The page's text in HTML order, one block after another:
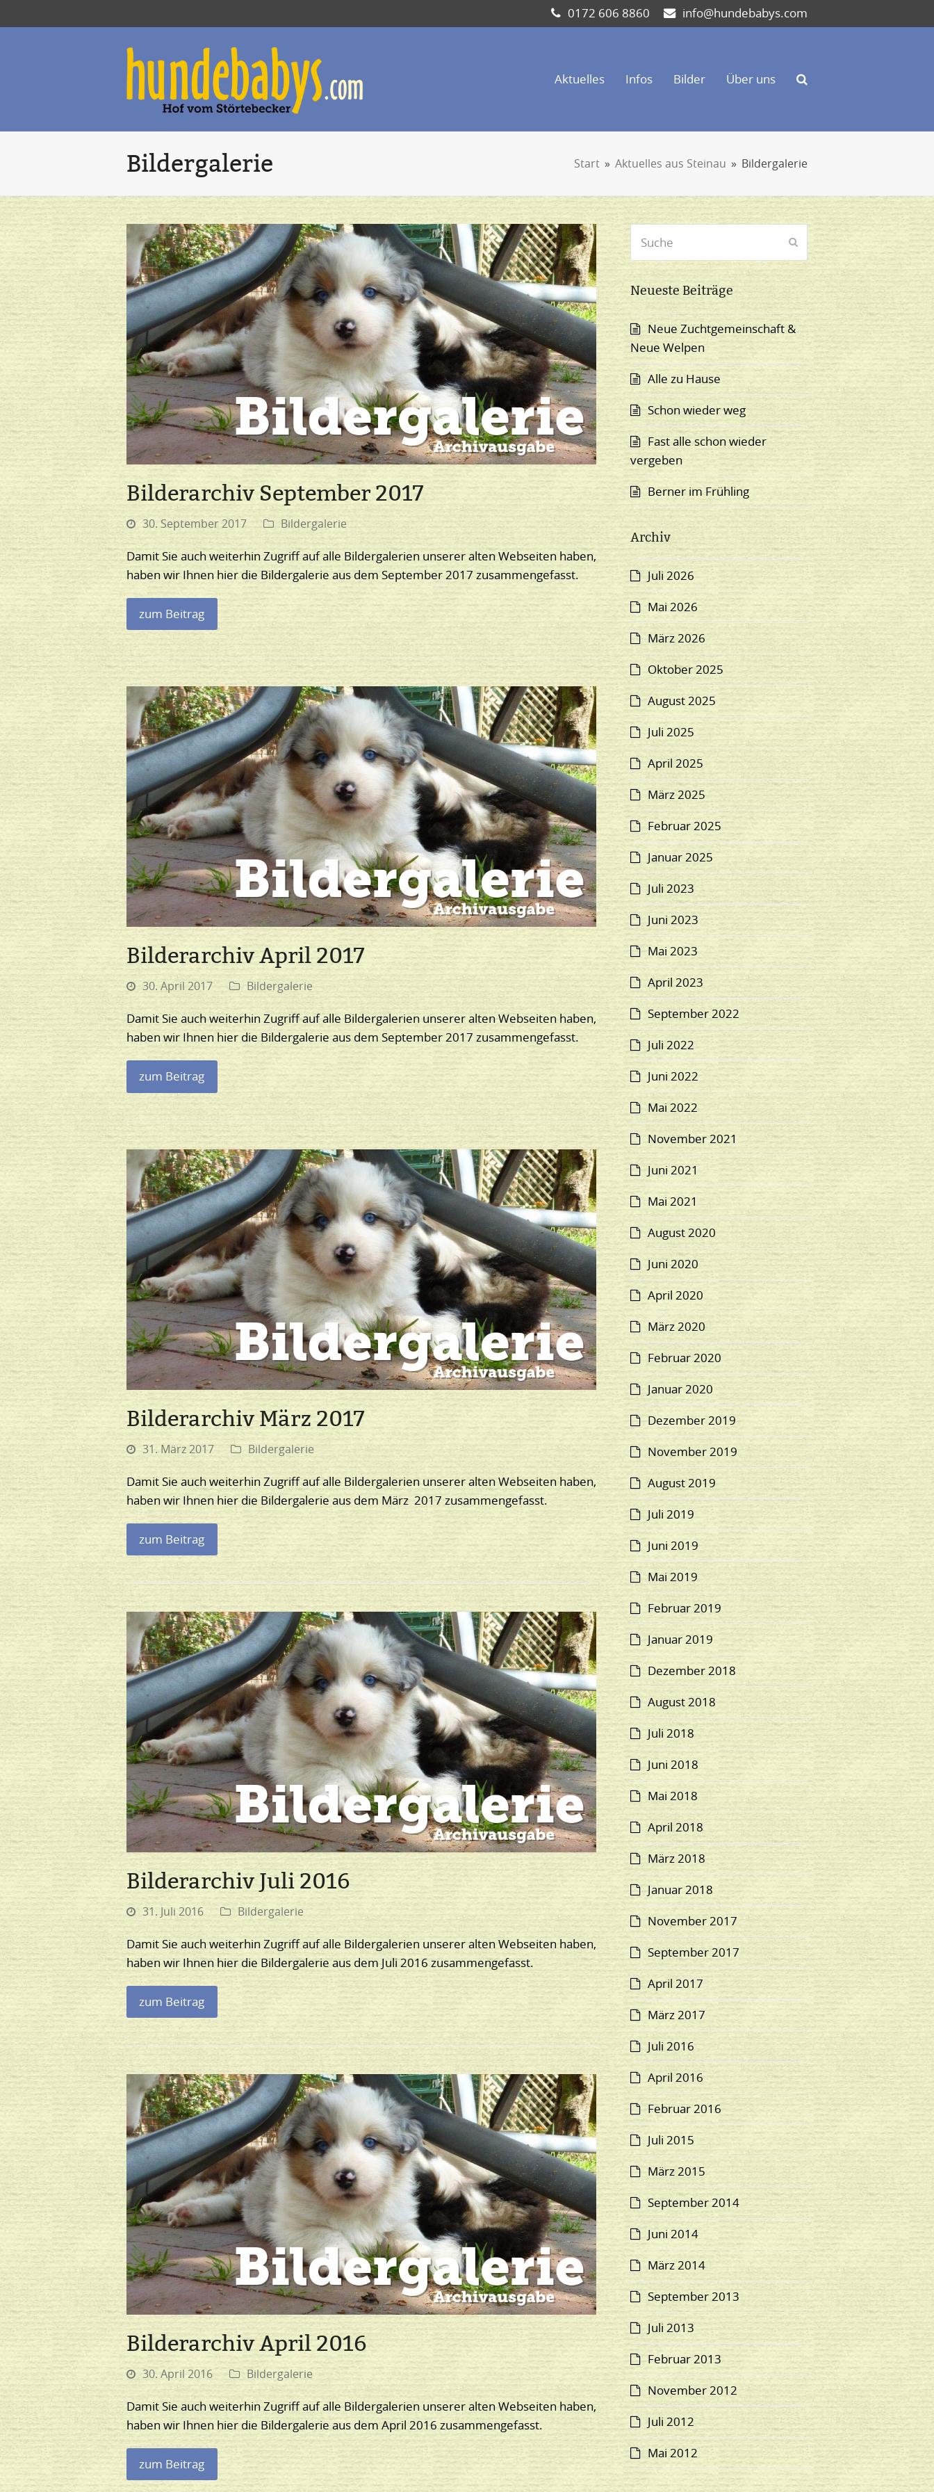
0172 606 8860 info@hundebabys.com
Aktuelles Infos Bilder Über uns
Bildergalerie Start » Aktuelles aus Steinau » Bildergalerie
Bilderarchiv September 2017
30. September 2017 Bildergalerie
Damit Sie auch weiterhin Zugriff auf alle Bildergalerien unserer alten Webseiten haben,
haben wir Ihnen hier die Bildergalerie aus dem September 2017 zusammengefasst.
zum Beitrag
Bilderarchiv April 2017
30. April 2017 Bildergalerie
Damit Sie auch weiterhin Zugriff auf alle Bildergalerien unserer alten Webseiten haben,
haben wir Ihnen hier die Bildergalerie aus dem September 2017 zusammengefasst.
zum Beitrag
Bilderarchiv März 2017
31. März 2017 Bildergalerie
Damit Sie auch weiterhin Zugriff auf alle Bildergalerien unserer alten Webseiten haben,
haben wir Ihnen hier die Bildergalerie aus dem März 2017 zusammengefasst.
zum Beitrag
Bilderarchiv Juli 2016
31. Juli 2016 Bildergalerie
Damit Sie auch weiterhin Zugriff auf alle Bildergalerien unserer alten Webseiten haben,
haben wir Ihnen hier die Bildergalerie aus dem Juli 2016 zusammengefasst.
zum Beitrag
Bilderarchiv April 2016
30. April 2016 Bildergalerie
Damit Sie auch weiterhin Zugriff auf alle Bildergalerien unserer alten Webseiten haben,
haben wir Ihnen hier die Bildergalerie aus dem April 2016 zusammengefasst.
zum Beitrag
Senden
Neueste Beiträge
Neue Zuchtgemeinschaft &
Neue Welpen
Alle zu Hause
Schon wieder weg
Fast alle schon wieder
vergeben
Berner im Frühling
Archiv
Juli 2026
Mai 2026
März 2026
Oktober 2025
August 2025
Juli 2025
April 2025
März 2025
Februar 2025
Januar 2025
Juli 2023
Juni 2023
Mai 2023
April 2023
September 2022
Juli 2022
Juni 2022
Mai 2022
November 2021
Juni 2021
Mai 2021
August 2020
Juni 2020
April 2020
März 2020
Februar 2020
Januar 2020
Dezember 2019
November 2019
August 2019
Juli 2019
Juni 2019
Mai 2019
Februar 2019
Januar 2019
Dezember 2018
August 2018
Juli 2018
Juni 2018
Mai 2018
April 2018
März 2018
Januar 2018
November 2017
September 2017
April 2017
März 2017
Juli 2016
April 2016
Februar 2016
Juli 2015
März 2015
September 2014
Juni 2014
März 2014
September 2013
Juli 2013
Februar 2013
November 2012
Juli 2012
Mai 2012